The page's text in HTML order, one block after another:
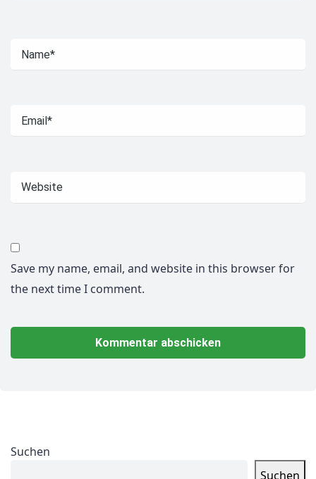
Save my name, email, and website in this browser for
the next time I comment.
Suchen
Suchen